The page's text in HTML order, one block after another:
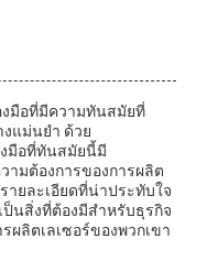
งมือที่มีความทันสมัยที่
แม่นยํา ด้วย
มือที่ทันสมัยนี้มี
ามต้องการของการผลิต
ยละเอียดที่น่าประทับใจ
ป็นสิ่งที่ต้องมีสําหรับธุรกิจ
ผลิตเลเซอร์ของพวกเขา